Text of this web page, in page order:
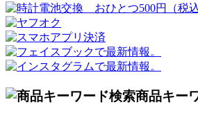
商品キー